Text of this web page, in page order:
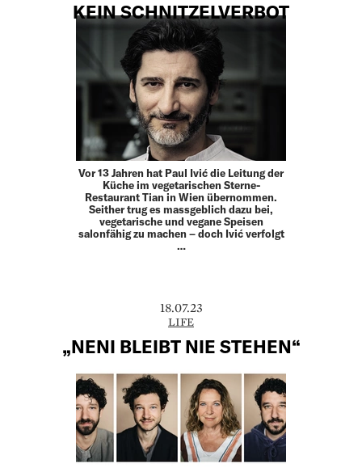
KEIN SCHNITZELVERBOT
Vor 13 Jahren hat Paul Ivić die Leitung der
Küche im vegetarischen Sterne-
Restaurant Tian in Wien übernommen.
Seither trug es massgeblich dazu bei,
vegetarische und vegane Speisen
salonfähig zu machen – doch Ivić verfolgt
…
18.07.23
LIFE
„NENI BLEIBT NIE STEHEN“